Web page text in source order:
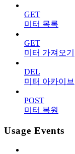
GET
미터 목록
GET
미터 가져오기
DEL
미터 아카이브
POST
미터 복원
Usage Events